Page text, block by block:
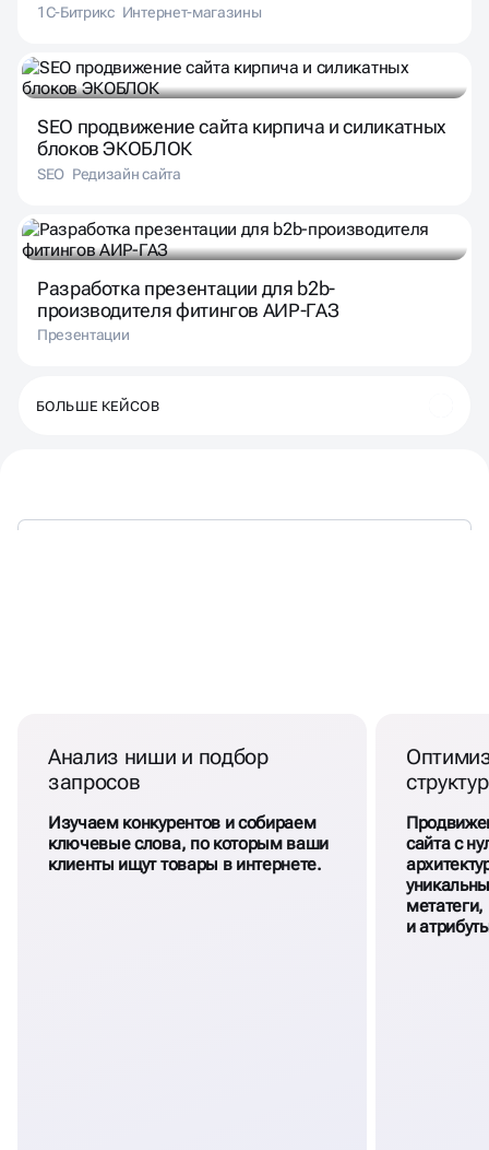
1С-Битрикс Интернет-магазины
SEO продвижение сайта кирпича и силикатных
блоков ЭКОБЛОК
SEO Редизайн сайта
Разработка презентации для b2b-
производителя фитингов АИР-ГАЗ
Презентации
БОЛЬШЕ КЕЙСОВ
СТОМАТОЛОГИИ
Анализ ниши и подбор
запросов
Изучаем конкурентов и собираем
ключевые слова, по которым ваши
клиенты ищут товары в интернете.
сайта с
и